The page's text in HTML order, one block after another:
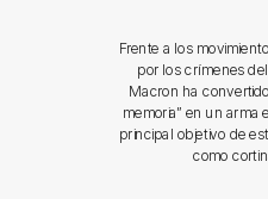
Frente a los
por los crímenes
Macron ha
memoria” en un arma
principal objetivo de
como